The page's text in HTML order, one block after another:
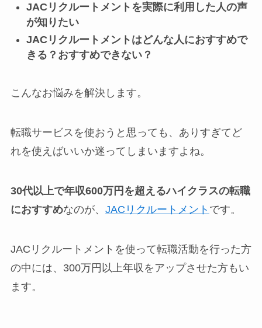
JACリクルートメントを実際に利用した人の声
が知りたい
JACリクルートメントはどんな人におすすめで
きる？おすすめできない？
こんなお悩みを解決します。
転職サービスを使おうと思っても、ありすぎてど
れを使えばいいか迷ってしまいますよね。
30代以上で年収600万円を超えるハイクラスの転職
におすすめなのが、 JACリクルートメント です。
JACリクルートメントを使って転職活動を行った方
の中には、300万円以上年収をアップさせた方もい
ます。